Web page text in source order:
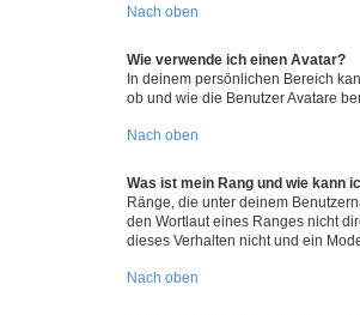
Nach oben
Wie verwende ich einen Avatar?
In deinem persönlichen Bereich
ob und wie die Benutzer Avatare
Nach oben
Was ist mein Rang und wie kann
Ränge, die unter deinem
den Wortlaut eines Ranges nicht
dieses Verhalten nicht und ein
Nach oben